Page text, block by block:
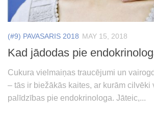
(#9) PAVASARIS 2018 MAY 15, 2018
Kad jādodas pie
Cukura vielmaiņas traucējumi un
– tās ir biežākās kaites, ar kurām cilvēki
palīdzības pie endokrinologa. Jāteic,...